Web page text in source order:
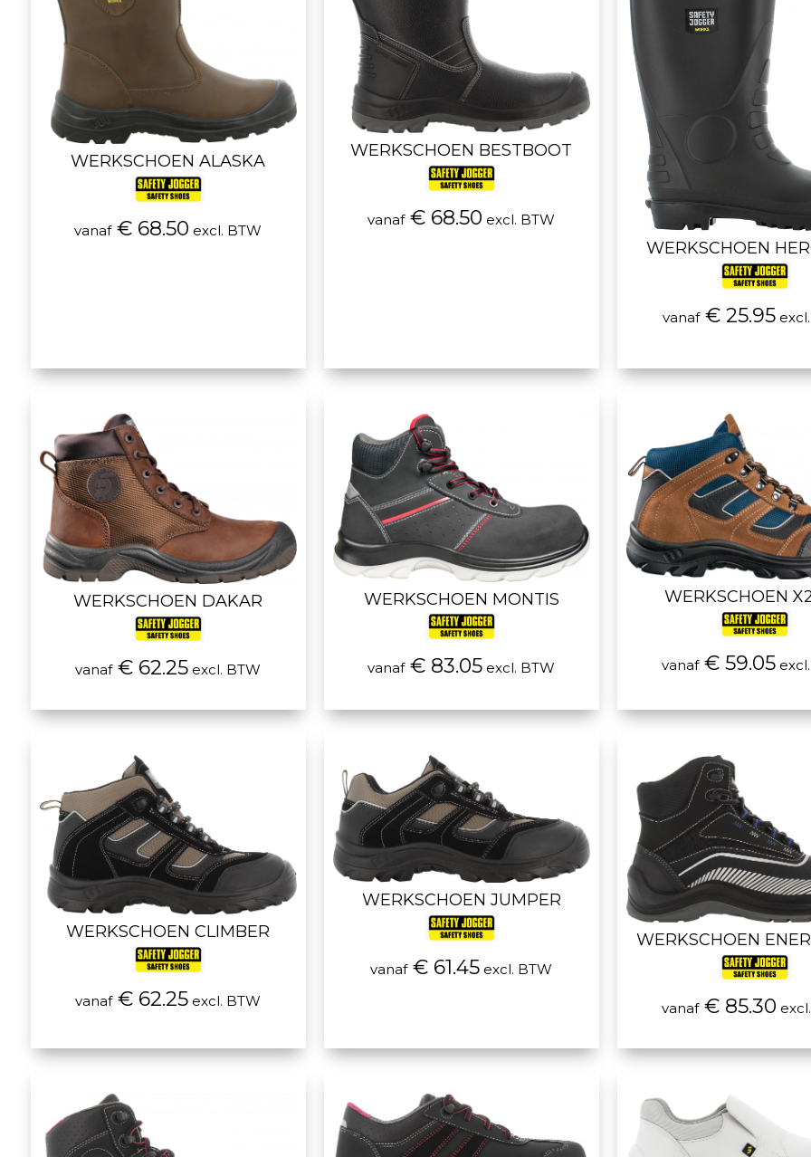
WERKSCHOEN ALASKA
vanaf€ 68.50 excl. BTW
WERKSCHOEN BESTBOOT
vanaf€ 68.50 excl. BTW
WERKSCHOEN
vanaf€ 25.95
WERKSCHOEN DAKAR
vanaf€ 62.25 excl. BTW
WERKSCHOEN MONTIS
vanaf€ 83.05 excl. BTW
WERKSCHOEN
vanaf€ 59.05
WERKSCHOEN CLIMBER
vanaf€ 62.25 excl. BTW
WERKSCHOEN JUMPER
vanaf€ 61.45 excl. BTW
WERKSCHOEN
vanaf€ 85.30